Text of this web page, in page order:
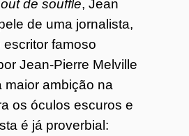
de souffle, Jean
de uma jornalista,
famoso
Jean-Pierre Melville
maior ambição na
os óculos escuros e
é já proverbial: